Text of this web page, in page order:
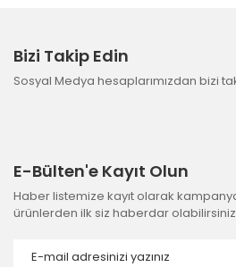
Bizi Takip Edin
Sosyal Medya hesaplarımızdan bizi
E-Bülten'e Kayıt Olun
Haber listemize kayıt olarak
ürünlerden ilk siz haberdar